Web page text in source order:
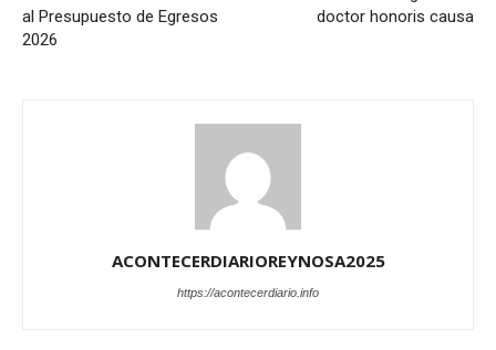
al Presupuesto de Egresos
2026
doctor honoris causa
ACONTECERDIARIOREYNOSA2025
https://acontecerdiario.info